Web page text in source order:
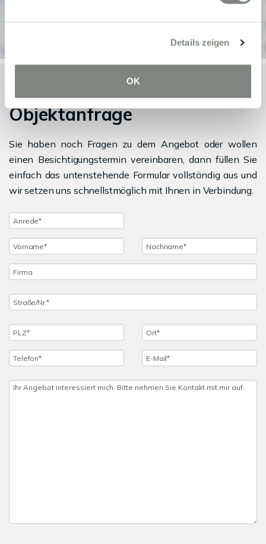
Details zeigen
OK
Objektanfrage
Sie haben noch Fragen zu dem Angebot oder wollen
einen Besichtigungstermin vereinbaren, dann füllen Sie
einfach das untenstehende Formular vollständig aus und
wir setzen uns schnellstmöglich mit Ihnen in Verbindung.